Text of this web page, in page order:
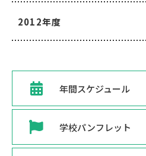
2012年度
年間スケジュール
学校パンフレット